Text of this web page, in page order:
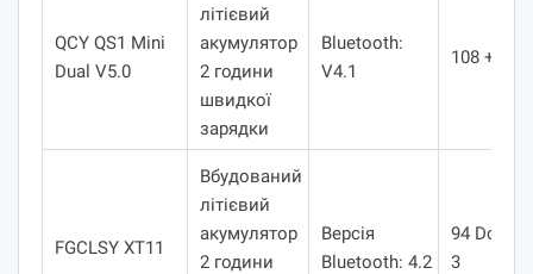
QCY QS1 Mini
Dual V5.0
літієвий
акумулятор
2 години
швидкої
зарядки
Bluetooth:
V4.1
108 +/- 3
FGCLSY XT11
Вбудований
літієвий
акумулятор
2 години
Версія
Bluetooth: 4.2
94 Dcb +/-
3